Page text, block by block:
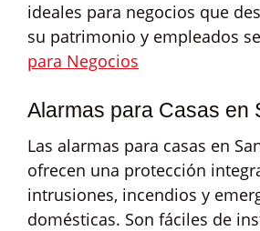
ideales para negocios que
su patrimonio y empleados
para Negocios
Alarmas para Casas en
Las alarmas para casas en
ofrecen una protección
intrusiones, incendios y
domésticas. Son fáciles de